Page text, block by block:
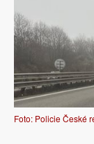
Foto: Policie České